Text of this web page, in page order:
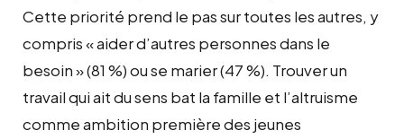
Cette priorité prend le pas sur toutes les autres, y
compris « aider d’autres personnes dans le
besoin » (81 %) ou se marier (47 %). Trouver un
travail qui ait du sens bat la famille et l’altruisme
comme ambition première des jeunes